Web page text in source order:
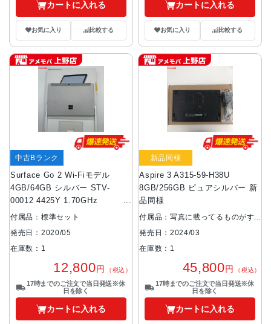
カートに入れる
お気に入り 比較する
カートに入れる
お気に入り 比較する
Surface Go 2 Wi-Fiモデル
4GB/64GB シルバー STV-
00012 4425Y 1.70GHz
1.70GHz
中古Bランク
付属品：標準セット
発売日：2020/05
在庫数：1
12,800円 （税込）
17時までのご注文で当日発送※休
日を除く
カートに入れる
Aspire 3 A315-59-H38U
8GB/256GB ピュアシルバー 新
品同様
新品同様
付属品：写真に載ってるものがす
べてです。
発売日：2024/03
在庫数：1
45,800円 （税込）
17時までのご注文で当日発送※休
日を除く
カートに入れる